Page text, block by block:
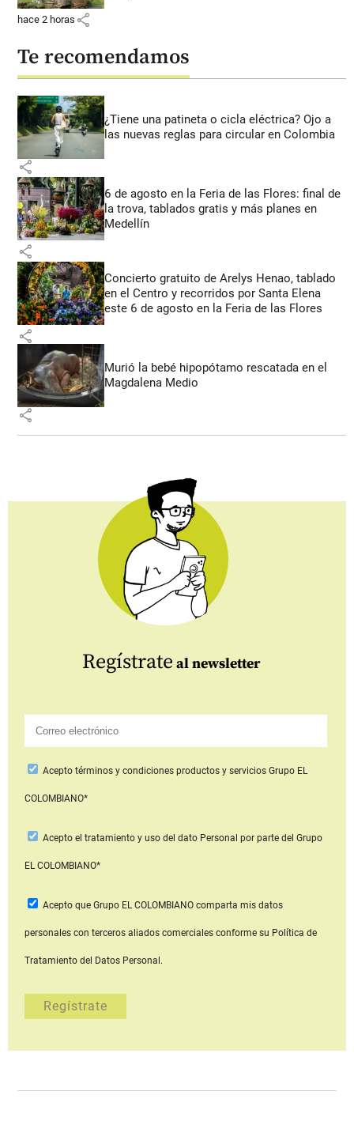
hace 2 horas share
Te recomendamos
¿Tiene una patineta o cicla eléctrica? Ojo a
las nuevas reglas para circular en Colombia
share
6 de agosto en la Feria de las Flores: final de
la trova, tablados gratis y más planes en
Medellín
share
Concierto gratuito de Arelys Henao, tablado
en el Centro y recorridos por Santa Elena
este 6 de agosto en la Feria de las Flores
share
Murió la bebé hipopótamo rescatada en el
Magdalena Medio
share
Regístrate al newsletter
Aceptotérminos y condiciones productos y serviciosGrupo EL
COLOMBIANO*
Acepto el tratamiento y uso del dato Personal por parte del Grupo
EL COLOMBIANO*
Acepto que Grupo EL COLOMBIANOcomparta mis datos
personales con terceros aliados comerciales conforme su Política de
Tratamiento del Datos Personal.